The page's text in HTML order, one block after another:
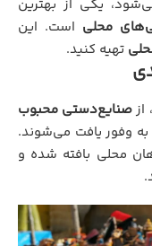
یکی از بهترین
محلی است. این
تهیه کنید.
، ازصنایع‌دستی محبوب
به وفور یافت می‌شوند.
محلی بافته شده و